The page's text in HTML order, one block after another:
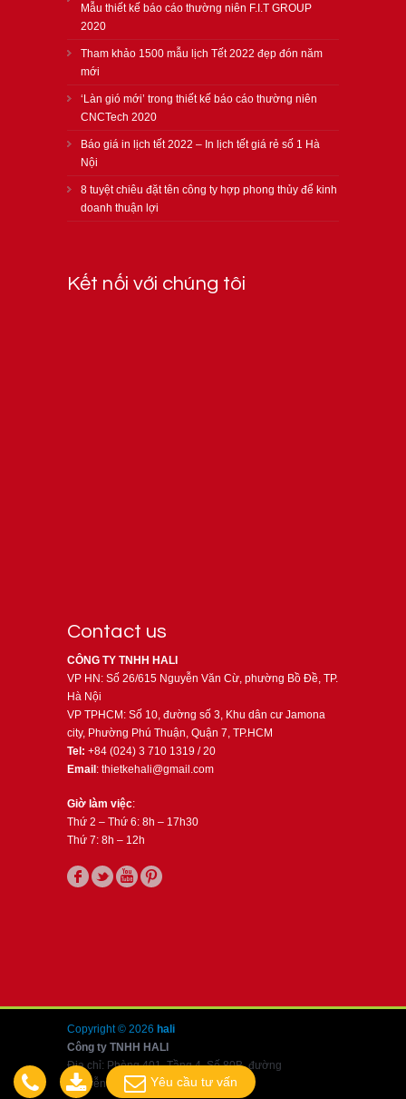
Mẫu thiết kế báo cáo thường niên F.I.T GROUP
2020
Tham khảo 1500 mẫu lịch Tết 2022 đẹp đón năm
mới
‘Làn gió mới’ trong thiết kế báo cáo thường niên
CNCTech 2020
Báo giá in lịch tết 2022 – In lịch tết giá rẻ số 1 Hà
Nội
8 tuyệt chiêu đặt tên công ty hợp phong thủy để kinh
doanh thuận lợi
Kết nối với chúng tôi
Contact us
CÔNG TY TNHH HALI
VP HN: Số 26/615 Nguyễn Văn Cừ, phường Bồ Đề, TP.
Hà Nội
VP TPHCM: Số 10, đường số 3, Khu dân cư Jamona
city, Phường Phú Thuận, Quận 7, TP.HCM
Tel: +84 (024) 3 710 1319 / 20
Email: thietkehali@gmail.com
Giờ làm việc:
Thứ 2 – Thứ 6: 8h – 17h30
Thứ 7: 8h – 12h
Copyright © 2026 hali
Công ty TNHH HALI
Địa chỉ: Phòng 401, Tầng 4, Số 80B, đường
Nguyễn Văn Cừ, Long Biên, Hà Nội
Yêu cầu tư vấn